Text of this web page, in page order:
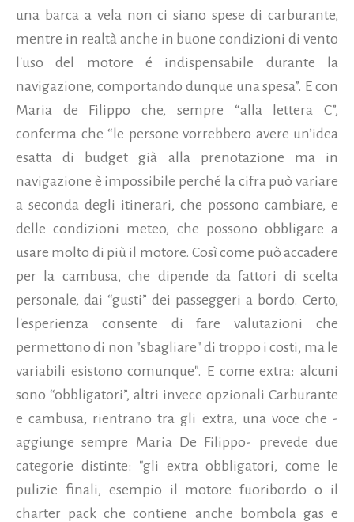
una barca a vela non ci siano spese di carburante,
mentre in realtà anche in buone condizioni di vento
l'uso del motore é indispensabile durante la
navigazione, comportando dunque una spesa”. E con
Maria de Filippo che, sempre “alla lettera C”,
conferma che “le persone vorrebbero avere un’idea
esatta di budget già alla prenotazione ma in
navigazione è impossibile perché la cifra può variare
a seconda degli itinerari, che possono cambiare, e
delle condizioni meteo, che possono obbligare a
usare molto di più il motore. Così come può accadere
per la cambusa, che dipende da fattori di scelta
personale, dai “gusti” dei passeggeri a bordo. Certo,
l'esperienza consente di fare valutazioni che
permettono di non "sbagliare" di troppo i costi, ma le
variabili esistono comunque". E come extra: alcuni
sono “obbligatori”, altri invece opzionali Carburante
e cambusa, rientrano tra gli extra, una voce che -
aggiunge sempre Maria De Filippo- prevede due
categorie distinte: "gli extra obbligatori, come le
pulizie finali, esempio il motore fuoribordo o il
charter pack che contiene anche bombola gas e